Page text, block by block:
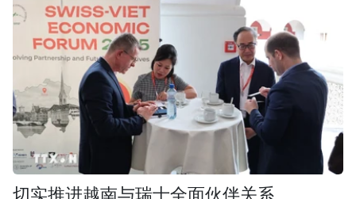
切实推进越南与瑞士全面伙伴关系